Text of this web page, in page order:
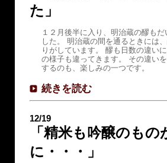
た」
１２月後半に入り、明治蔵の醪もだ
した。 明治蔵の間を通るときには
りがしています。 醪も日数の違い
の様子も違ってきます。 その違い
するのも、楽しみの一つです。
続きを読む
12/19
「精米も吟醸のもの
に・・・」